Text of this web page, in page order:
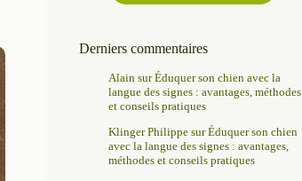
Derniers commentaires
Alain surÉduquer son chien avec la
langue des signes : avantages, méthodes
et conseils pratiques
Klinger PhilippesurÉduquer son chien
avec la langue des signes : avantages,
méthodes et conseils pratiques